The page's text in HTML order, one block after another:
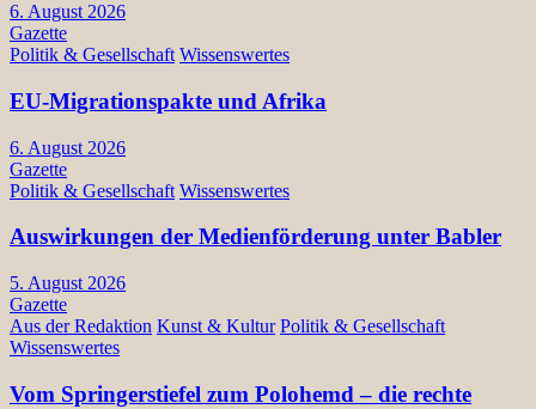
6. August 2026
Gazette
Politik & Gesellschaft Wissenswertes
EU-Migrationspakte und Afrika
6. August 2026
Gazette
Politik & Gesellschaft Wissenswertes
Auswirkungen der Medienförderung unter Babler
5. August 2026
Gazette
Aus der Redaktion Kunst & Kultur Politik & Gesellschaft
Wissenswertes
Vom Springerstiefel zum Polohemd – die rechte